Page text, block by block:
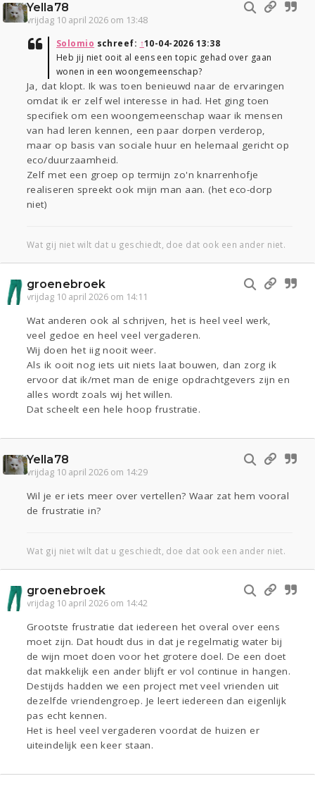
Yella78
vrijdag 10 april 2026 om 13:48
Solomio schreef: ↑10-04-2026 13:38
Heb jij niet ooit al eens een topic gehad over gaan
wonen in een woongemeenschap?
Ja, dat klopt. Ik was toen benieuwd naar de ervaringen
omdat ik er zelf wel interesse in had. Het ging toen
specifiek om een woongemeenschap waar ik mensen
van had leren kennen, een paar dorpen verderop,
maar op basis van sociale huur en helemaal gericht op
eco/duurzaamheid.
Zelf met een groep op termijn zo'n knarrenhofje
realiseren spreekt ook mijn man aan. (het eco-dorp
niet)
Wat gij niet wilt dat u geschiedt, doe dat ook een ander niet.
groenebroek
vrijdag 10 april 2026 om 14:11
Wat anderen ook al schrijven, het is heel veel werk,
veel gedoe en heel veel vergaderen.
Wij doen het iig nooit weer.
Als ik ooit nog iets uit niets laat bouwen, dan zorg ik
ervoor dat ik/met man de enige opdrachtgevers zijn en
alles wordt zoals wij het willen.
Dat scheelt een hele hoop frustratie.
Yella78
vrijdag 10 april 2026 om 14:29
Wil je er iets meer over vertellen? Waar zat hem vooral
de frustratie in?
Wat gij niet wilt dat u geschiedt, doe dat ook een ander niet.
groenebroek
vrijdag 10 april 2026 om 14:42
Grootste frustratie dat iedereen het overal over eens
moet zijn. Dat houdt dus in dat je regelmatig water bij
de wijn moet doen voor het grotere doel. De een doet
dat makkelijk een ander blijft er vol continue in hangen.
Destijds hadden we een project met veel vrienden uit
dezelfde vriendengroep. Je leert iedereen dan eigenlijk
pas echt kennen.
Het is heel veel vergaderen voordat de huizen er
uiteindelijk een keer staan.